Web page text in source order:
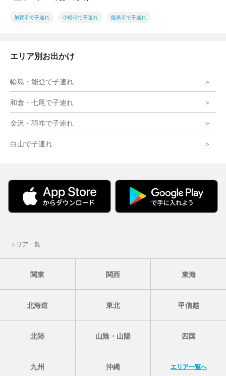
加賀市で子連れ 小松市で子連れ 能美市で子連れ
エリア別お出かけ
輪島・能登で子連れ
和倉・七尾で子連れ
金沢・羽咋で子連れ
白山で子連れ
エリア一覧
関東 関西 東海
北海道 東北 甲信越
北陸 山陰・山陽 四国
九州 沖縄 エリア一覧へ